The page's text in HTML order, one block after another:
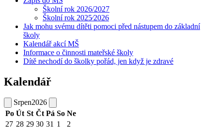
Školní rok 2026/2027
Školní rok 2025⁄2026
Jak mohu svému dítěti pomoci před nástupem do základní
školy
Kalendář akcí MŠ
Informace o činnosti mateřské školy
Dítě nechodí do školky pořád, jen když je zdravé
Kalendář
Srpen2026
Po Út St Čt Pá So Ne
27 28 29 30 31 1
2